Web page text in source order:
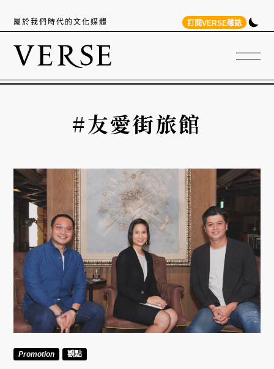
屬於我們時代的文化媒體 訂閱VERSE雜誌
#友愛街旅館
Promotion 觀點